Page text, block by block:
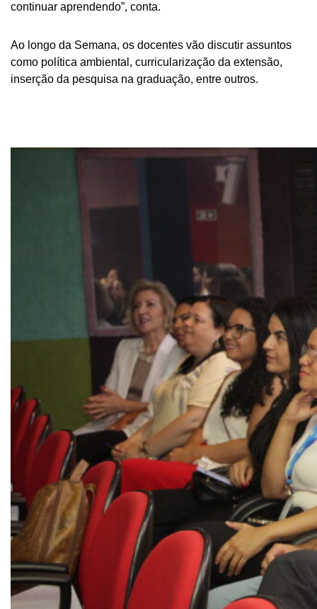
continuar aprendendo”, conta.
Ao longo da Semana, os docentes vão discutir assuntos
como política ambiental, curricularização da extensão,
inserção da pesquisa na graduação, entre outros.